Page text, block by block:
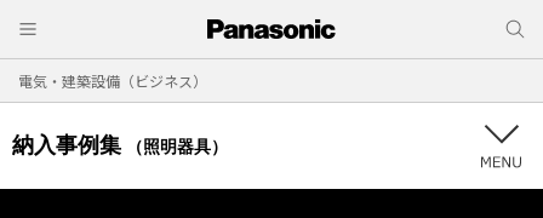
電気・建築設備（ビジネス）
納入事例集 （照明器具）